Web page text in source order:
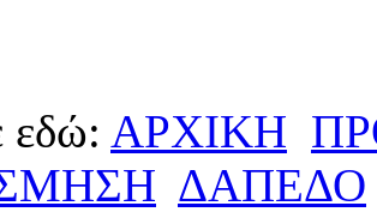
εδώ: ΑΡΧΙΚΗ
ΔΑΠΕΔΟ